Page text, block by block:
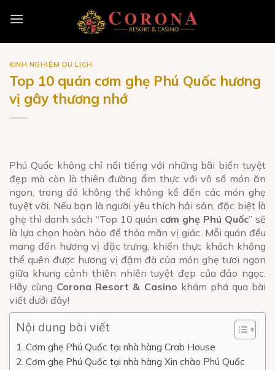
KINH NGHIỆM DU LỊCH
Top 10 quán cơm ghẹ Phú Quốc hương
vị gây thương nhớ
Phú Quốc không chỉ nổi tiếng với những bãi biển tuyệt
đẹp mà còn là thiên đường ẩm thực với vô số món ăn
ngon, trong đó không thể không kể đến các món ghẹ
tuyệt vời. Nếu bạn là người yêu thích hải sản, đặc biệt là
ghẹ thì danh sách “Top 10 quán cơm ghẹ Phú Quốc” sẽ
là lựa chọn hoàn hảo để thỏa mãn vị giác. Mỗi quán đều
mang đến hương vị đặc trưng, khiến thực khách không
thể quên được hương vị đậm đà của món ghẹ tươi ngon
giữa khung cảnh thiên nhiên tuyệt đẹp của đảo ngọc.
Hãy cùng Corona Resort & Casino khám phá qua bài
viết dưới đây!
Nội dung bài viết
1. Cơm ghẹ Phú Quốc tại nhà hàng Crab House
2. Cơm ghẹ Phú Quốc tại nhà hàng Xin chào Phú Quốc